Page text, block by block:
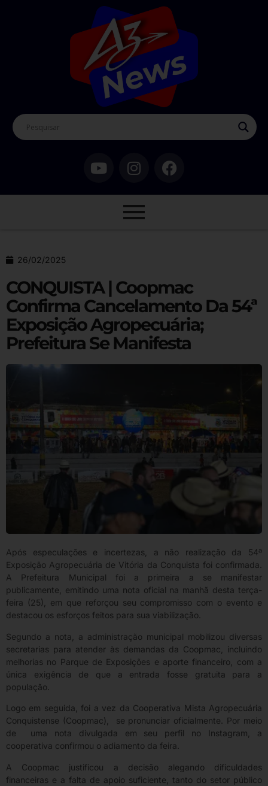
26/02/2025
CONQUISTA | Coopmac
Confirma Cancelamento Da 54ª
Exposição Agropecuária;
Prefeitura Se Manifesta
Após especulações e incertezas, a não realização da 54ª
Exposição Agropecuária de Vitória da Conquista foi confirmada.
A Prefeitura Municipal foi a primeira a se manifestar
publicamente, emitindo uma nota oficial na manhã desta terça-
feira (25), em que reforçou seu compromisso com o evento e
destacou os esforços feitos para sua viabilização.
Segundo a nota, a administração municipal mobilizou diversas
secretarias para atender às demandas da Coopmac, incluindo
melhorias no Parque de Exposições e aporte financeiro, com a
única exigência de que a entrada fosse gratuita para a
população.
Logo em seguida, foi a vez da Cooperativa Mista Agropecuária
Conquistense (Coopmac), se pronunciar oficialmente. Por meio
de uma nota divulgada em seu perfil no Instagram, a
cooperativa confirmou o adiamento da feira.
A Coopmac justificou a decisão alegando dificuldades
financeiras e a falta de apoio suficiente, tanto do setor público